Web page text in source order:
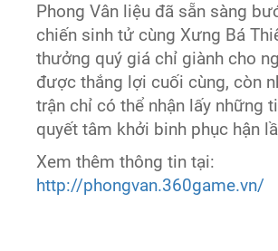
Phong Vân liệu đã sẵn sàng
chiến sinh tử cùng Xưng Bá
thưởng quý giá chỉ giành cho
được thắng lợi cuối cùng, còn
trận chỉ có thể nhận lấy những
quyết tâm khởi binh phục hận
Xem thêm thông tin tại:
http://phongvan.360game.vn/